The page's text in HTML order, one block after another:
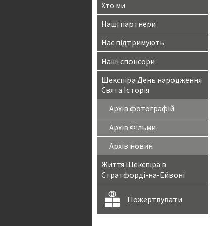
Хто ми
Наші партнери
Нас підтримують
Наші спонсори
Шекспіра День народження
Свята Історія
Архів фотографій
Архів Фільми
Архів новин
Життя Шекспіра в
Стратфорді-на-Ейвоні
Пожертвувати